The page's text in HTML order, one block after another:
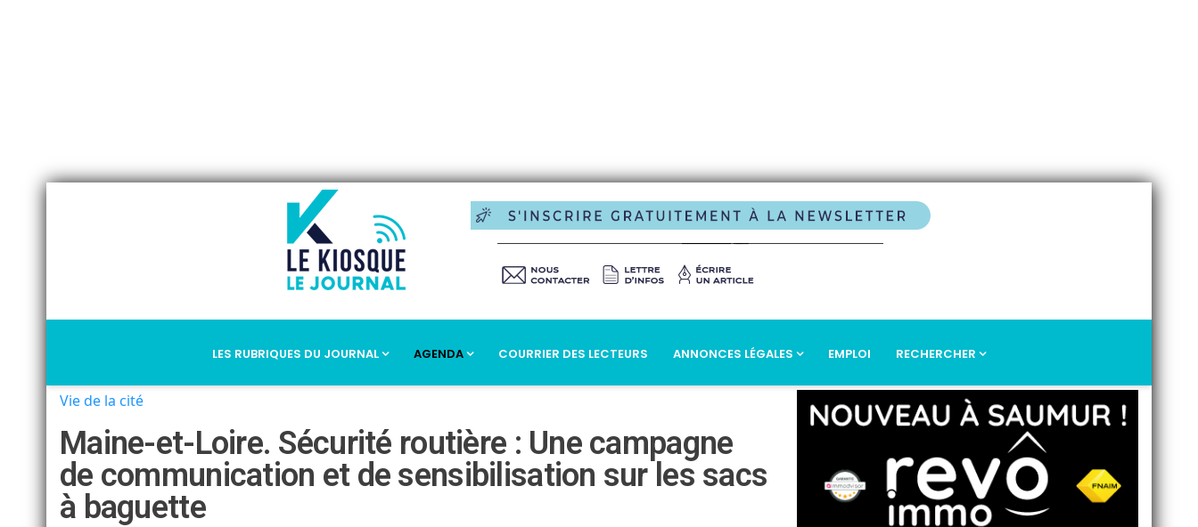
LES RUBRIQUES DU JOURNAL AGENDA COURRIER DES LECTEURS ANNONCES LÉGALES EMPLOI RECHERCHER
Vie de la cité
Maine-et-Loire. Sécurité routière : Une campagne
de communication et de sensibilisation sur les sacs
à baguette